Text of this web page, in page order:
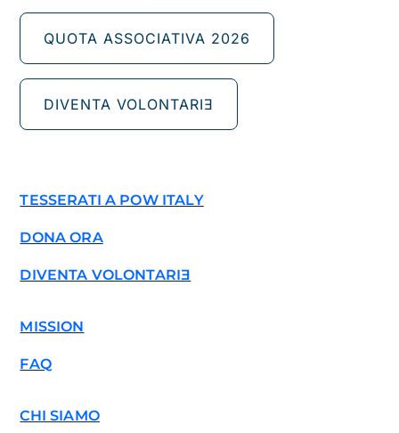
QUOTA ASSOCIATIVA 2026
DIVENTA VOLONTARIƎ
TESSERATI A POW ITALY
DONA ORA
DIVENTA VOLONTARIƎ
MISSION
FAQ
CHI SIAMO